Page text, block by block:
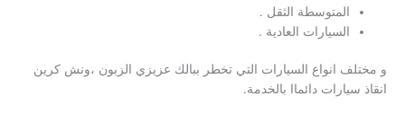
المتوسطة الثقل .
السيارات العادية .
و مختلف انواع السيارات التي تخطر ببالك عزيزي الزبون ،ونش كرين
انقاذ سيارات دائماا بالخدمة.